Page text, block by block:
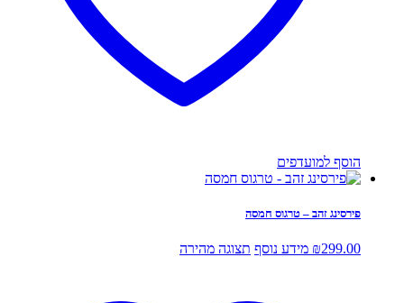
הוסף למועדפים
פירסינג זהב – טרגוס חמסה
₪299.00 מידע נוסף תצוגה מהירה